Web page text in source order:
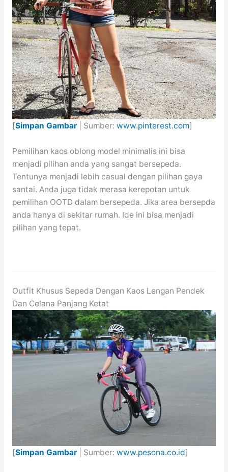
[Simpan Gambar| Sumber: www.pinterest.com]
Pemilihan kaos oblong model minimalis ini bisa
menjadi pilihan anda yang sangat bersepeda.
Tentunya menjadi lebih casual dengan pilihan gaya
santai. Anda juga tidak merasa kerepotan untuk
pemilihan OOTD dalam bersepeda. Jika area bersepda
anda hanya di sekitar rumah. Ide ini bisa menjadi
pilihan yang tepat.
Outfit Khusus Sepeda Dengan Kaos Lengan Pendek
Dan Celana Panjang Ketat
[Simpan Gambar| Sumber: www.pesona.co.id]